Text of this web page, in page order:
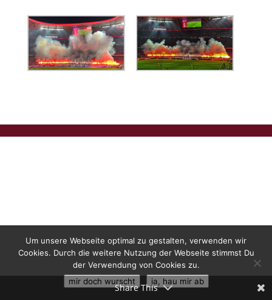
Share This
Um unsere Webseite optimal zu gestalten, verwenden wir
Cookies. Durch die weitere Nutzung der Webseite stimmst Du
der Verwendung von Cookies zu.
mir doch wurscht
ja, hau mir ab